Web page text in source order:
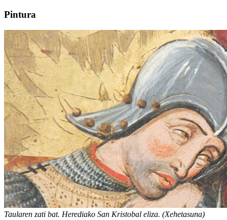
Pintura
Taularen zati bat. Herediako San Kristobal eliza. (Xehetasuna)